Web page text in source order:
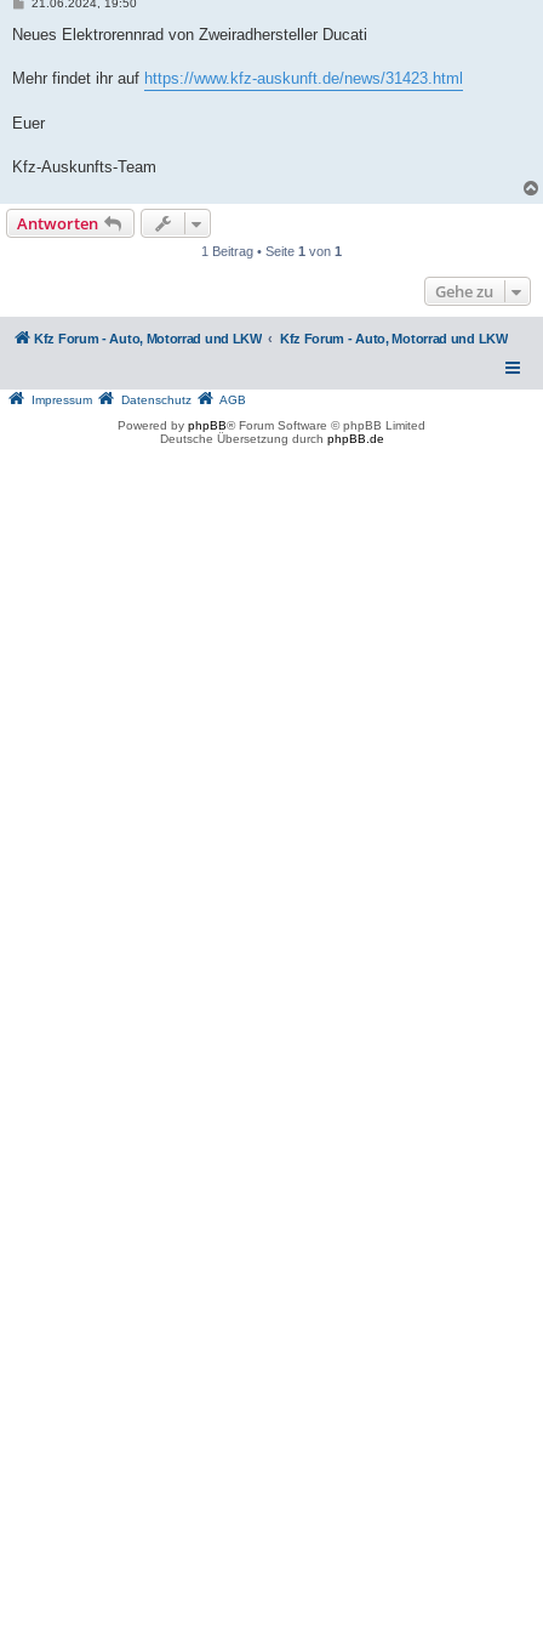
i
a
Neues Elektrorennrad von Zweiradhersteller Ducati
Mehr findet ihr auf https://www.kfz-auskunft.de/news/31423.html
Euer
Kfz-Auskunfts-Team
Antworten
1 Beitrag • Seite 1 von 1
Gehe zu
Kfz Forum - Auto, Motorrad und LKW Kfz Forum - Auto, Motorrad und LKW
Impressum Datenschutz
AGB
Powered by phpBB® Forum Software © phpBB Limited
Deutsche Übersetzung durch phpBB.de